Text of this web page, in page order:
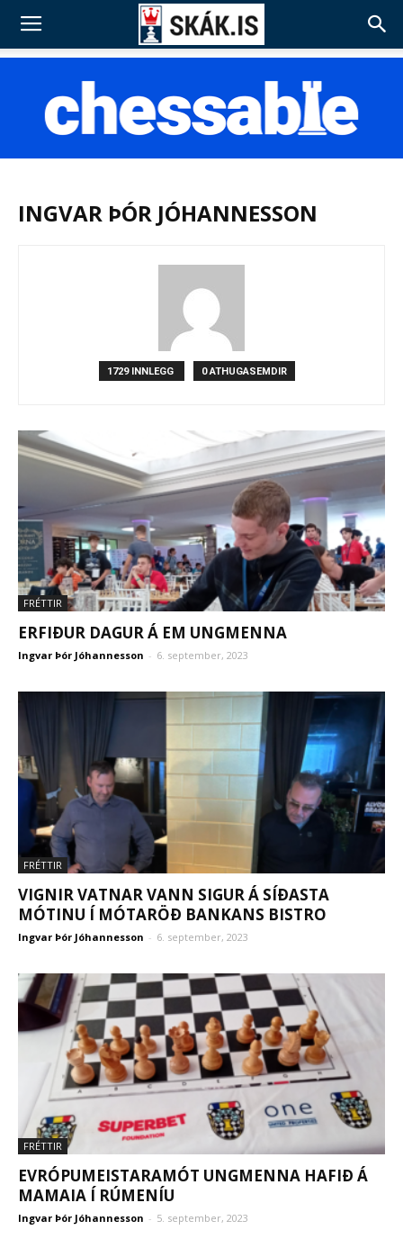
INGVAR ÞÓR JÓHANNESSON
1729 INNLEGG 0 ATHUGASEMDIR
FRÉTTIR
ERFIÐUR DAGUR Á EM UNGMENNA
Ingvar Þór Jóhannesson - 6. september, 2023
FRÉTTIR
VIGNIR VATNAR VANN SIGUR Á SÍÐASTA
MÓTINU Í MÓTARÖÐ BANKANS BISTRO
Ingvar Þór Jóhannesson - 6. september, 2023
FRÉTTIR
EVRÓPUMEISTARAMÓT UNGMENNA HAFIÐ Á
MAMAIA Í RÚMENÍU
Ingvar Þór Jóhannesson - 5. september, 2023